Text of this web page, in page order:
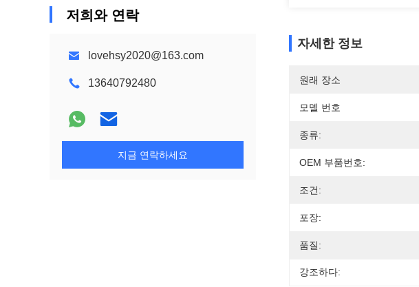
저희와 연락
lovehsy2020@163.com
13640792480
지금 연락하세요
자세한 정보
원래 장소
모델 번호
종류:
OEM 부품번호:
조건:
포장:
품질:
강조하다: